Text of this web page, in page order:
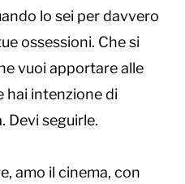
lo sei per davvero
ossessioni. Che si
vuoi apportare alle
hai intenzione di
Devi seguirle.
amo il cinema, con